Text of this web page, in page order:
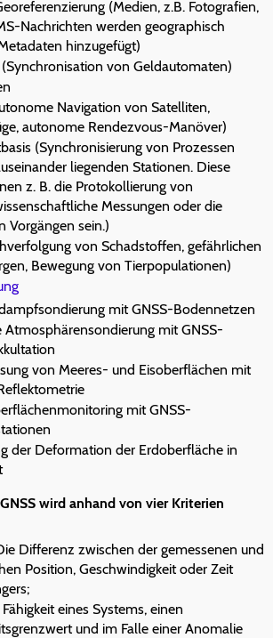
(Medien, z.B. Fotografien,
Nachrichten werden geographisch
hinzugefügt)
von Geldautomaten)
Navigation von Satelliten,
autonome Rendezvous-Manöver)
(Synchronisierung von Prozessen
liegenden Stationen. Diese
z. B. die Protokollierung von
Messungen oder die
Vorgängen sein.)
von Schadstoffen, gefährlichen
Bewegung von Tierpopulationen)
mit GNSS-Bodennetzen
Atmosphärensondierung mit GNSS-
von Meeres- und Eisoberflächen mit
mit GNSS-
der Deformation der Erdoberfläche in
wird anhand von vier Kriterien
Differenz zwischen der gemessenen und
Position, Geschwindigkeit oder Zeit
eines Systems, einen
und im Falle einer Anomalie